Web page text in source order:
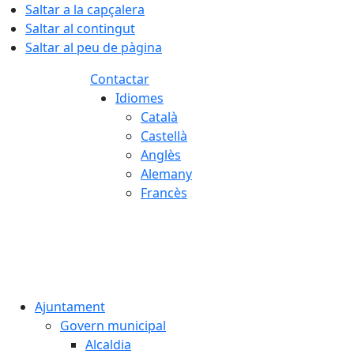
Saltar a la capçalera
Saltar al contingut
Saltar al peu de pàgina
Contactar
Idiomes
Català
Castellà
Anglès
Alemany
Francès
Ajuntament
Govern municipal
Alcaldia